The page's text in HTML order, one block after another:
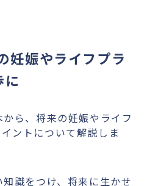
妊娠やライフプラ
に
ら、将来の妊娠やライフ
ントについて解説しま
識をつけ、将来に生かせ